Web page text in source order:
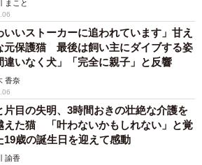
まこと
いいストーカーに追われています」甘え
元保護猫 最後は飼い主にダイブする姿
違いなく犬」「完全に親子」と反響
香奈
片目の失明、3時間おきの壮絶な介護を
えた猫 「叶わないかもしれない」と覚
19歳の誕生日を迎えて感動
諭香